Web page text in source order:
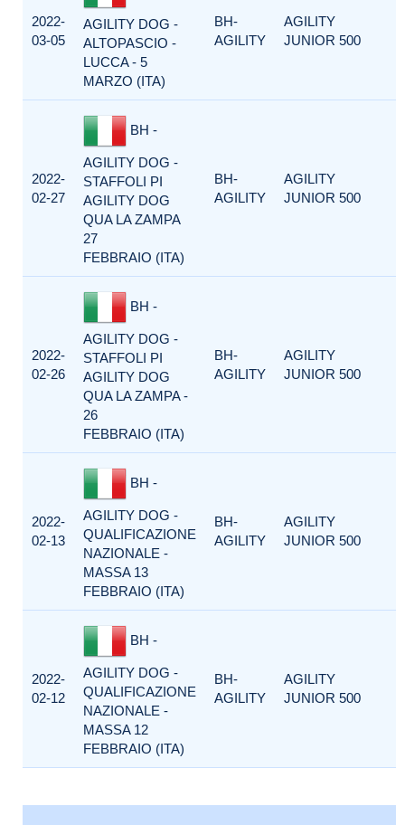
2022-
03-05
AGILITY DOG -
ALTOPASCIO -
LUCCA - 5
MARZO (ITA)
BH-
AGILITY
AGILITY
JUNIOR 500
2022-
02-27
BH -
AGILITY DOG -
STAFFOLI PI
AGILITY DOG
QUA LA ZAMPA
27
FEBBRAIO (ITA)
BH-
AGILITY
AGILITY
JUNIOR 500
2022-
02-26
BH -
AGILITY DOG -
STAFFOLI PI
AGILITY DOG
QUA LA ZAMPA -
26
FEBBRAIO (ITA)
BH-
AGILITY
AGILITY
JUNIOR 500
2022-
02-13
BH -
AGILITY DOG -
QUALIFICAZIONE
NAZIONALE -
MASSA 13
FEBBRAIO (ITA)
BH-
AGILITY
AGILITY
JUNIOR 500
2022-
02-12
BH -
AGILITY DOG -
QUALIFICAZIONE
NAZIONALE -
MASSA 12
FEBBRAIO (ITA)
BH-
AGILITY
AGILITY
JUNIOR 500